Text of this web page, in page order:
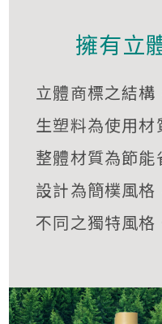
擁有立
立體商標之結
生塑料為使用材
整體材質為節
設計為簡樸風
不同之獨特風格